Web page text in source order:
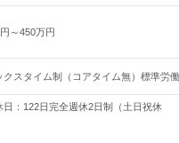
～450万円
クスタイム制（コアタイム無）標準労
日：122日完全週休2日制（土日祝休